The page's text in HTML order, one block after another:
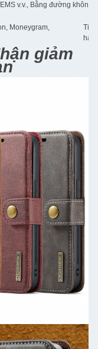
v.v., Bằng đường
Moneygram,
giảm